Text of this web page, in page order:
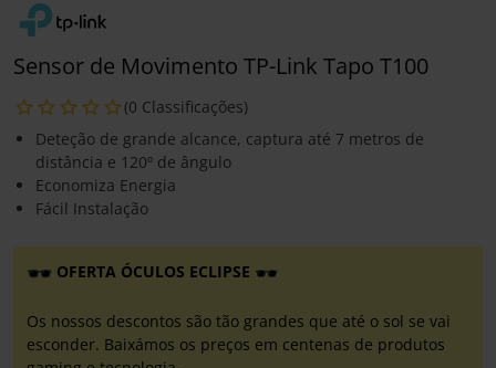
Sensor de Movimento TP-Link Tapo T100
(0 Classificações)
Deteção de grande alcance, captura até 7 metros de
distância e 120º de ângulo
Economiza Energia
Fácil Instalação
OFERTA ÓCULOS ECLIPSE
Os nossos descontos são tão grandes que até o sol se vai
esconder. Baixámos os preços em centenas de produtos